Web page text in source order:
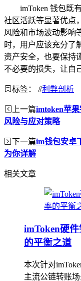
imToken 钱包既
社区活跃等显著优点
风险和市场波动影响
时，用户应该充分了
资产安全，也要保持
不必要的损失，让自
标签： #利弊剖析
上一篇imtoken苹果
风险与应对策略
下一篇im钱包安卓
为你详解
相关文章
imToken硬
的平衡之道
本次针对
主流公链转账